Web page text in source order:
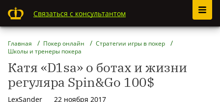
Связаться с консультантом
Главная Покер онлайн
Стратегии игры в покер
Школы и тренеры покера
Катя «D1sa» о ботах и жизни
регуляра Spin&Go 100$
LexSander
22 ноября 2017